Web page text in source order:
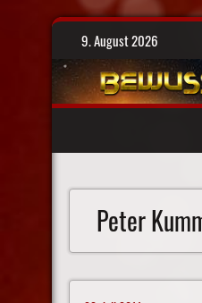
Skip
9. August 2026
Peter